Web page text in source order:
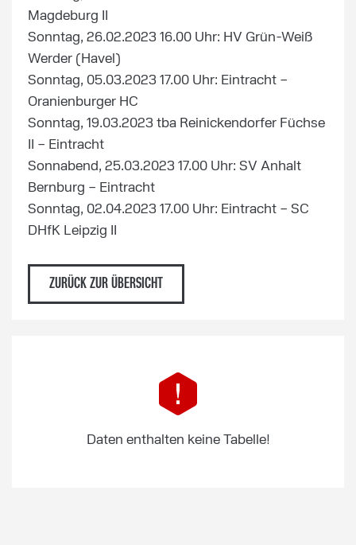
Magdeburg II
Sonntag, 26.02.2023 16.00 Uhr: HV Grün-Weiß
Werder (Havel)
Sonntag, 05.03.2023 17.00 Uhr: Eintracht –
Oranienburger HC
Sonntag, 19.03.2023 tba Reinickendorfer Füchse
II – Eintracht
Sonnabend, 25.03.2023 17.00 Uhr: SV Anhalt
Bernburg – Eintracht
Sonntag, 02.04.2023 17.00 Uhr: Eintracht – SC
DHfK Leipzig II
ZURÜCK ZUR ÜBERSICHT
Daten enthalten keine Tabelle!